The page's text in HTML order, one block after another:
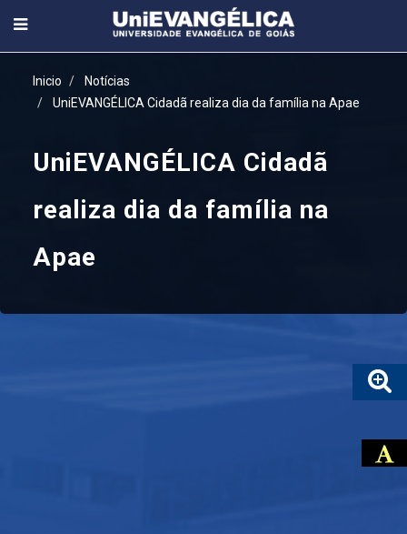
Inicio
Notícias
UniEVANGÉLICA Cidadã realiza dia da família na Apae
UniEVANGÉLICA Cidadã
realiza dia da família na
Apae